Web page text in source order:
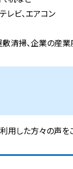
レビ、エアコン
敷清掃、企業の産
した方々の声を